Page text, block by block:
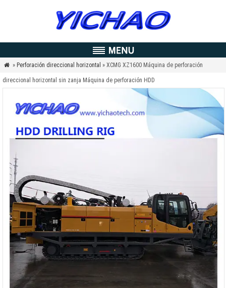
 » Perforación direccional horizontal » XCMG XZ1600 Máquina de perforación
direccional horizontal sin zanja Máquina de perforación HDD